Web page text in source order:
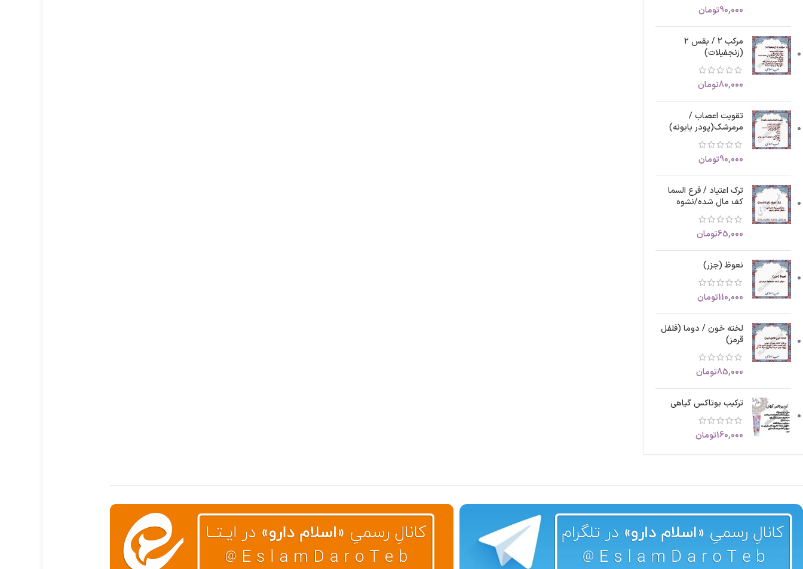
90,000تومان
مرکب 2 / بقس ۲
(زنجفیلات)
80,000تومان
تقویت اعصاب /
مرمرشک(پودر بابونه)
90,000تومان
ترک اعتیاد / فرع السما
کف مال شده/نشوه
65,000تومان
نعوظ (جزر)
110,000تومان
لخته خون / دوما (فلفل
قرمز)
85,000تومان
ترکیب بوتاکس گیاهی
160,000تومان